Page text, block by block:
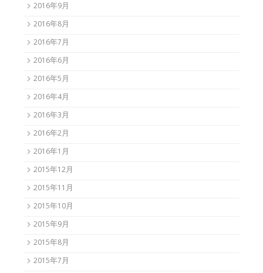
2016年9月
2016年8月
2016年7月
2016年6月
2016年5月
2016年4月
2016年3月
2016年2月
2016年1月
2015年12月
2015年11月
2015年10月
2015年9月
2015年8月
2015年7月